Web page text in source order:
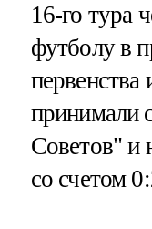
16-го тура
футболу в
принимали
Советов" и
со счетом